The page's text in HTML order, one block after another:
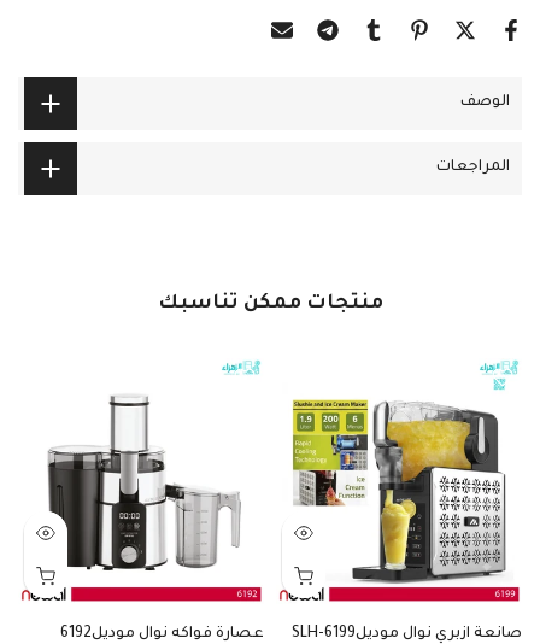
الوصف
المراجعات
منتجات ممكن تناسبك
صانعة ازبري نوال موديلSLH-6199
عصارة فواكه نوال موديل6192